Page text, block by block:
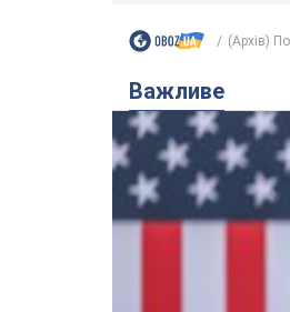
(Архів)
Важливе